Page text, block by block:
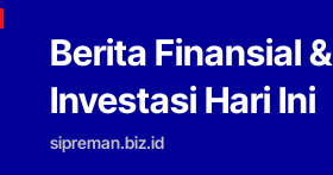
Skip to content
Berita Finansial &
Investasi Hari Ini
sipreman.biz.id